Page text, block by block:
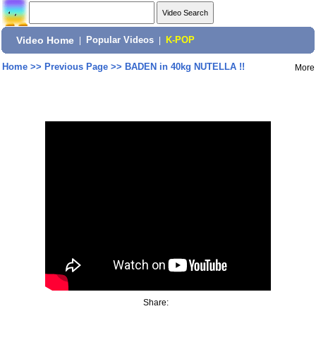
Video Home Popular Videos K-POP
Home>> Previous Page>> BADEN in 40kg NUTELLA !! More
Share: